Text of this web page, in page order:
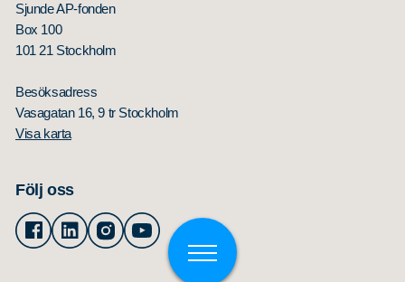
Sjunde AP-fonden
Box 100
101 21 Stockholm
Besöksadress
Vasagatan 16, 9 tr Stockholm
Visa karta
Följ oss
FacebookLinkedinInstagramYoutube